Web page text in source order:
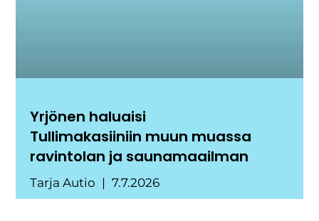
Yrjönen haluaisi
Tullimakasiiniin muun muassa
ravintolan ja saunamaailman
Tarja Autio 7.7.2026